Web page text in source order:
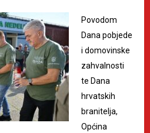
Povodom
Dana pobjede
i domovinske
zahvalnosti
te Dana
hrvatskih
branitelja,
Općina